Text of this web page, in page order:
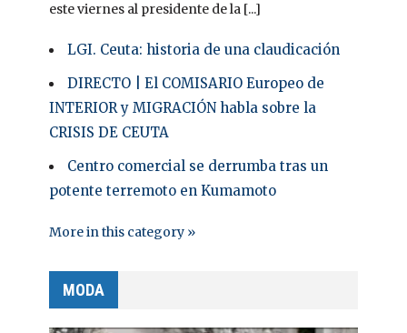
este viernes al presidente de la [...]
LGI. Ceuta: historia de una claudicación
DIRECTO | El COMISARIO Europeo de
INTERIOR y MIGRACIÓN habla sobre la
CRISIS DE CEUTA
Centro comercial se derrumba tras un
potente terremoto en Kumamoto
More in this category »
MODA